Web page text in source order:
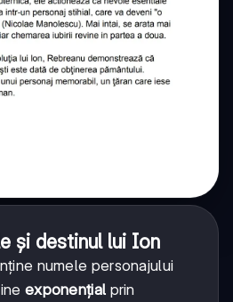
și destinul lui Ion
numele personajului
exponențial prin